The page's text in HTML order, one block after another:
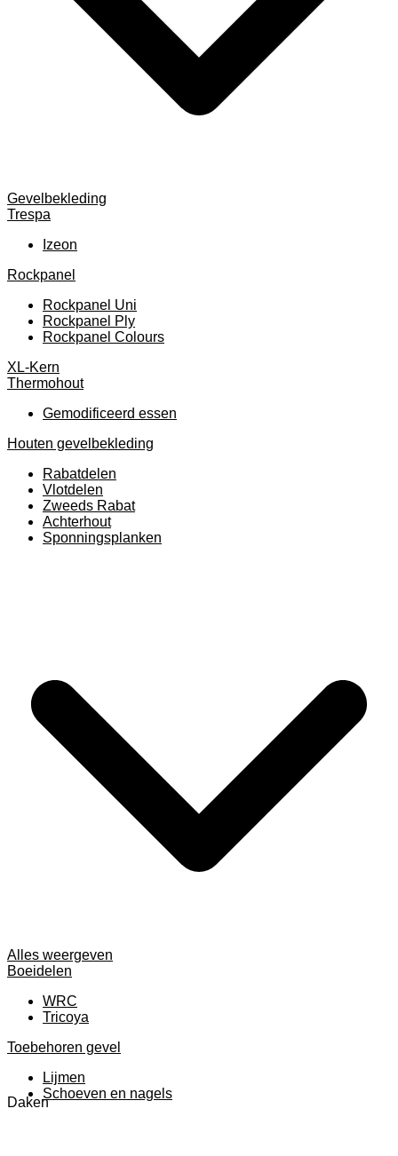
Gevelbekleding
Trespa
Izeon
Rockpanel
Rockpanel Uni
Rockpanel Ply
Rockpanel Colours
XL-Kern
Thermohout
Gemodificeerd essen
Houten gevelbekleding
Rabatdelen
Vlotdelen
Zweeds Rabat
Achterhout
Sponningsplanken
Alles weergeven
Boeidelen
WRC
Tricoya
Toebehoren gevel
Lijmen
Schoeven en nagels
Daken